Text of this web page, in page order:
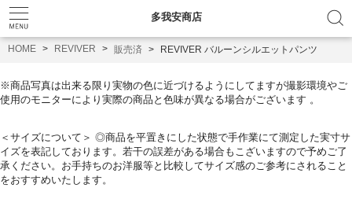
多我安商店
HOME REVIVER 販売済 REVIVER バルーンシルエットパンツ
※商品写真は出来る限り実物の色に近づけるようにしてますが撮影環境やご
使用のモニターにより実際の商品と色味が異なる場合がございます 。
＜サイズについて＞ ◎商品を平置きにした状態で手作業にて測定した実寸サ
イズを表記しております。 若干の誤差がある場合もこざいますので予めご了
承ください。 お手持ちのお洋服等と比較してサイズ感のご参考にされること
をおすすめいたします。